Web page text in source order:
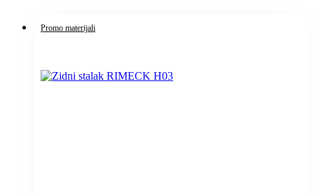
Promo materijali